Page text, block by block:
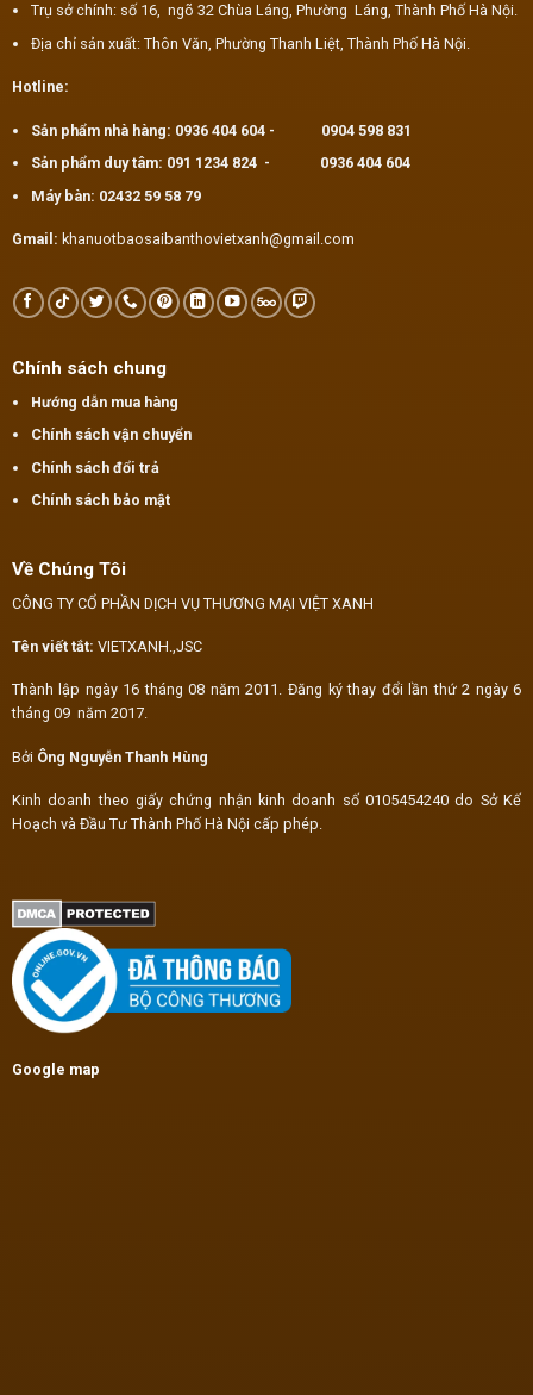
Trụ sở chính: số 16, ngõ 32 Chùa Láng, Phường Láng, Thành Phố Hà Nội.
Địa chỉ sản xuất: Thôn Văn, Phường Thanh Liệt, Thành Phố Hà Nội.
Hotline:
Sản phẩm nhà hàng: 0936 404 604- 0904 598 831
Sản phẩm duy tâm: 091 1234 824 -
0936 404 604
Máy bàn: 02432 59 58 79
Gmail: khanuotbaosaibanthovietxanh@gmail.com
Chính sách chung
Hướng dẫn mua hàng
Chính sách vận chuyển
Chính sách đổi trả
Chính sách bảo mật
Về Chúng Tôi
CÔNG TY CỔ PHẦN DỊCH VỤ THƯƠNG MẠI VIỆT XANH
Tên viết tắt: VIETXANH.,JSC
Thành lập ngày 16 tháng 08 năm 2011. Đăng ký thay đổi lần thứ 2 ngày 6
tháng 09 năm 2017.
Bởi Ông Nguyễn Thanh Hùng
Kinh doanh theo giấy chứng nhận kinh doanh số 0105454240 do Sở Kế
Hoạch và Đầu Tư Thành Phố Hà Nội cấp phép.
Google map